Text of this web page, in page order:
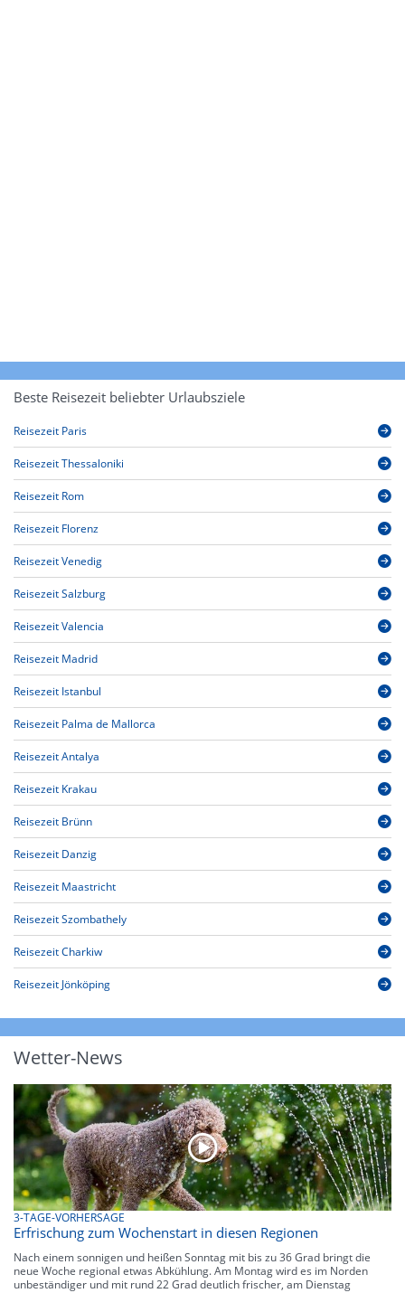
Beste Reisezeit beliebter Urlaubsziele
Reisezeit Paris
Reisezeit Thessaloniki
Reisezeit Rom
Reisezeit Florenz
Reisezeit Venedig
Reisezeit Salzburg
Reisezeit Valencia
Reisezeit Madrid
Reisezeit Istanbul
Reisezeit Palma de Mallorca
Reisezeit Antalya
Reisezeit Krakau
Reisezeit Brünn
Reisezeit Danzig
Reisezeit Maastricht
Reisezeit Szombathely
Reisezeit Charkiw
Reisezeit Jönköping
Wetter-News
3-TAGE-VORHERSAGE
Erfrischung zum Wochenstart in diesen Regionen
Nach einem sonnigen und heißen Sonntag mit bis zu 36 Grad bringt die
neue Woche regional etwas Abkühlung. Am Montag wird es im Norden
unbeständiger und mit rund 22 Grad deutlich frischer, am Dienstag